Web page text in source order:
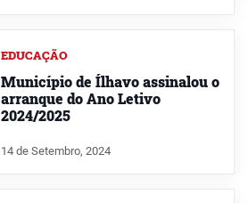
EDUCAÇÃO
Município de Ílhavo assinalou o
arranque do Ano Letivo
2024/2025
14 de Setembro, 2024